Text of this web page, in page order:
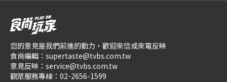
您的意見是我們前進的動力，歡迎來信或來電反映
食尚編輯： supertaste@tvbs.com.tw
意見反映： service@tvbs.com.tw
觀眾服務專線： 02-2656-1599